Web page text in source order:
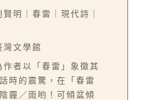
賢明｜春雷｜現代詩｜
灣文學館
作者以「春雷」象徵其
時的震驚，在「春雷
霾／雨哟！可傾盆傾